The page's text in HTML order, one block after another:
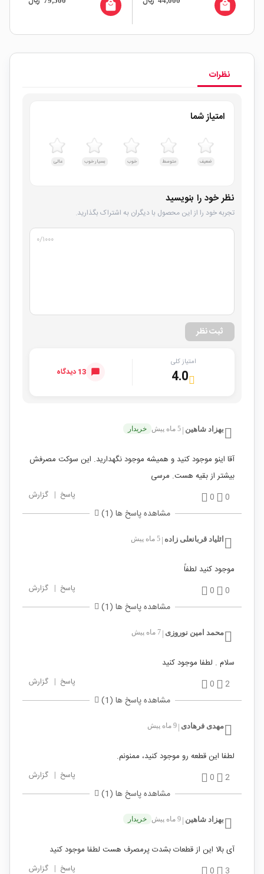
سایز 6.3mm
local_mall
local_mall
نظرات
امتیاز شما
ضعیف متوسط خوب بسیار خوب عالی
نظر خود را بنویسید
تجربه خود را از این محصول با دیگران به اشتراک بگذارید.
۰/۱۰۰۰
ثبت نظر
امتیاز کلی
4.0 13 دیدگاه
بهزاد شاهین 5 ماه پیش خریدار
آقا اینو موجود کنید و همیشه موجود نگهدارید. این سوکت مصرفش
بیشتر از بقیه هست. مرسی
0
0 پاسخ | گزارش
مشاهده پاسخ ها (1)
ائلیاد قربانعلی زاده 5 ماه پیش
موجود کنید لطفاً
0
0 پاسخ | گزارش
مشاهده پاسخ ها (1)
محمد امین نوروزی 7 ماه پیش
سلام . لطفا موجود کنید
2
0 پاسخ | گزارش
مشاهده پاسخ ها (1)
مهدی فرهادی 9 ماه پیش
لطفا این قطعه رو موجود کنید، ممنونم.
2
0 پاسخ | گزارش
مشاهده پاسخ ها (1)
بهزاد شاهین 9 ماه پیش خریدار
آی بالا این از قطعات بشدت پرمصرف هست لطفا موجود کنید
3
0 پاسخ | گزارش